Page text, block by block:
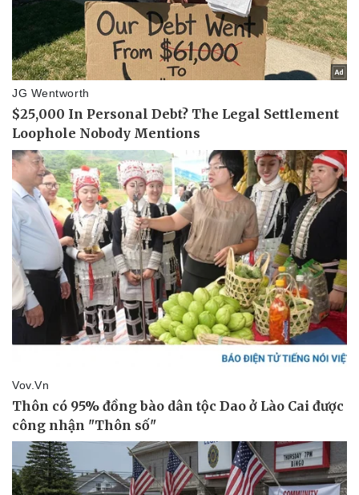
Khởi nghiệp
Tiêu dùng
Tỷ giá
Chứng khoán
Giá cà phê